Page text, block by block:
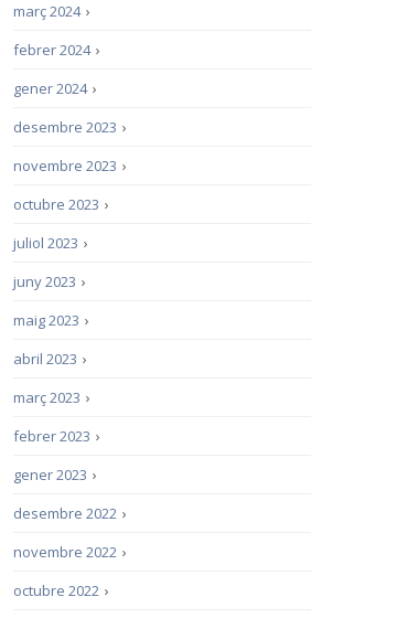
›
març 2024
›
febrer 2024
›
gener 2024
›
desembre 2023
›
novembre 2023
›
octubre 2023
›
juliol 2023
›
juny 2023
›
maig 2023
›
abril 2023
›
març 2023
›
febrer 2023
›
gener 2023
›
desembre 2022
›
novembre 2022
›
octubre 2022